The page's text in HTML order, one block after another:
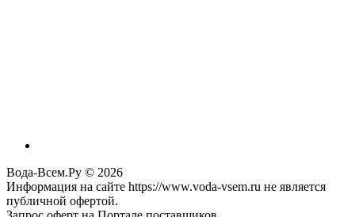
Вода-Всем.Ру © 2026
Информация на сайте https://www.voda-vsem.ru не является
публичной офертой.